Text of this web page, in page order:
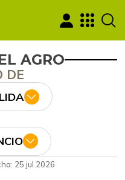
AGRO
DE
25 jul 2026